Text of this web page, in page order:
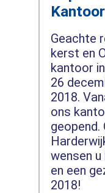
Geachte
kerst en
kantoor
26
2018.
ons
geopend.
wensen
en een
2018!